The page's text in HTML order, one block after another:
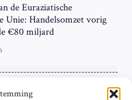
de Euraziatische
Unie: Handelsomzet vorig
€80 miljard